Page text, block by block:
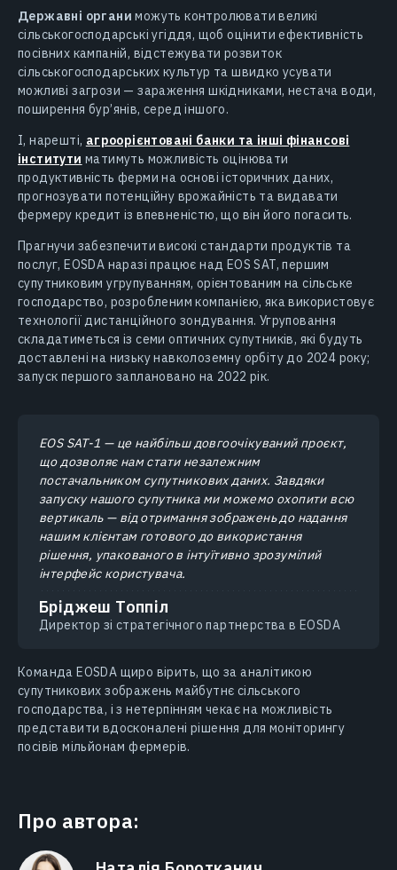
Державні органи можуть контролювати великі
сільськогосподарські угіддя, щоб оцінити ефективність
посівних кампаній, відстежувати розвиток
сільськогосподарських культур та швидко усувати
можливі загрози — зараження шкідниками, нестача води,
поширення бур’янів, серед іншого.
І, нарешті, агроорієнтовані банки та інші фінансові
інститути матимуть можливість оцінювати
продуктивність ферми на основі історичних даних,
прогнозувати потенційну врожайність та видавати
фермеру кредит із впевненістю, що він його погасить.
Прагнучи забезпечити високі стандарти продуктів та
послуг, EOSDA наразі працює над EOS SAT, першим
супутниковим угрупуванням, орієнтованим на сільське
господарство, розробленим компанією, яка використовує
технології дистанційного зондування. Угруповання
складатиметься із семи оптичних супутників, які будуть
доставлені на низьку навколоземну орбіту до 2024 року;
запуск першого заплановано на 2022 рік.
EOS SAT-1 — це найбільш довгоочікуваний проєкт,
що дозволяє нам стати незалежним
постачальником супутникових даних. Завдяки
запуску нашого супутника ми можемо охопити всю
вертикаль — від отримання зображень до надання
нашим клієнтам готового до використання
рішення, упакованого в інтуїтивно зрозумілий
інтерфейс користувача.
Бріджеш Топпіл
Директор зі стратегічного партнерства в EOSDA
Команда EOSDA щиро вірить, що за аналітикою
супутникових зображень майбутнє сільського
господарства, і з нетерпінням чекає на можливість
представити вдосконалені рішення для моніторингу
посівів мільйонам фермерів.
Про автора: